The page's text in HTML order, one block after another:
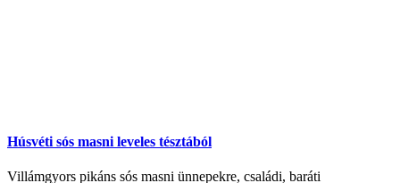
Húsvéti sós masni leveles tésztából
Villámgyors pikáns sós masni ünnepekre, családi, baráti